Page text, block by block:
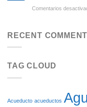
Comentarios
RECENT
TAG CLOUD
Acueducto acueductos